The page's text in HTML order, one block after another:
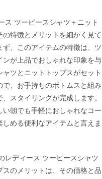
ス ツーピースシャツ＋ニット
の特徴とメリットを細かく見て
ず、このアイテムの特徴は、ツ
ンが上品でおしゃれな印象を与
ャツとニットトップスがセット
で、お手持ちのボトムスと組み
スタイリングが完成します。
い朝でも手軽におしゃれなコー
しめる便利なアイテムと言えま
レディース ツーピースシャツ
スのメリットは、その価格と品